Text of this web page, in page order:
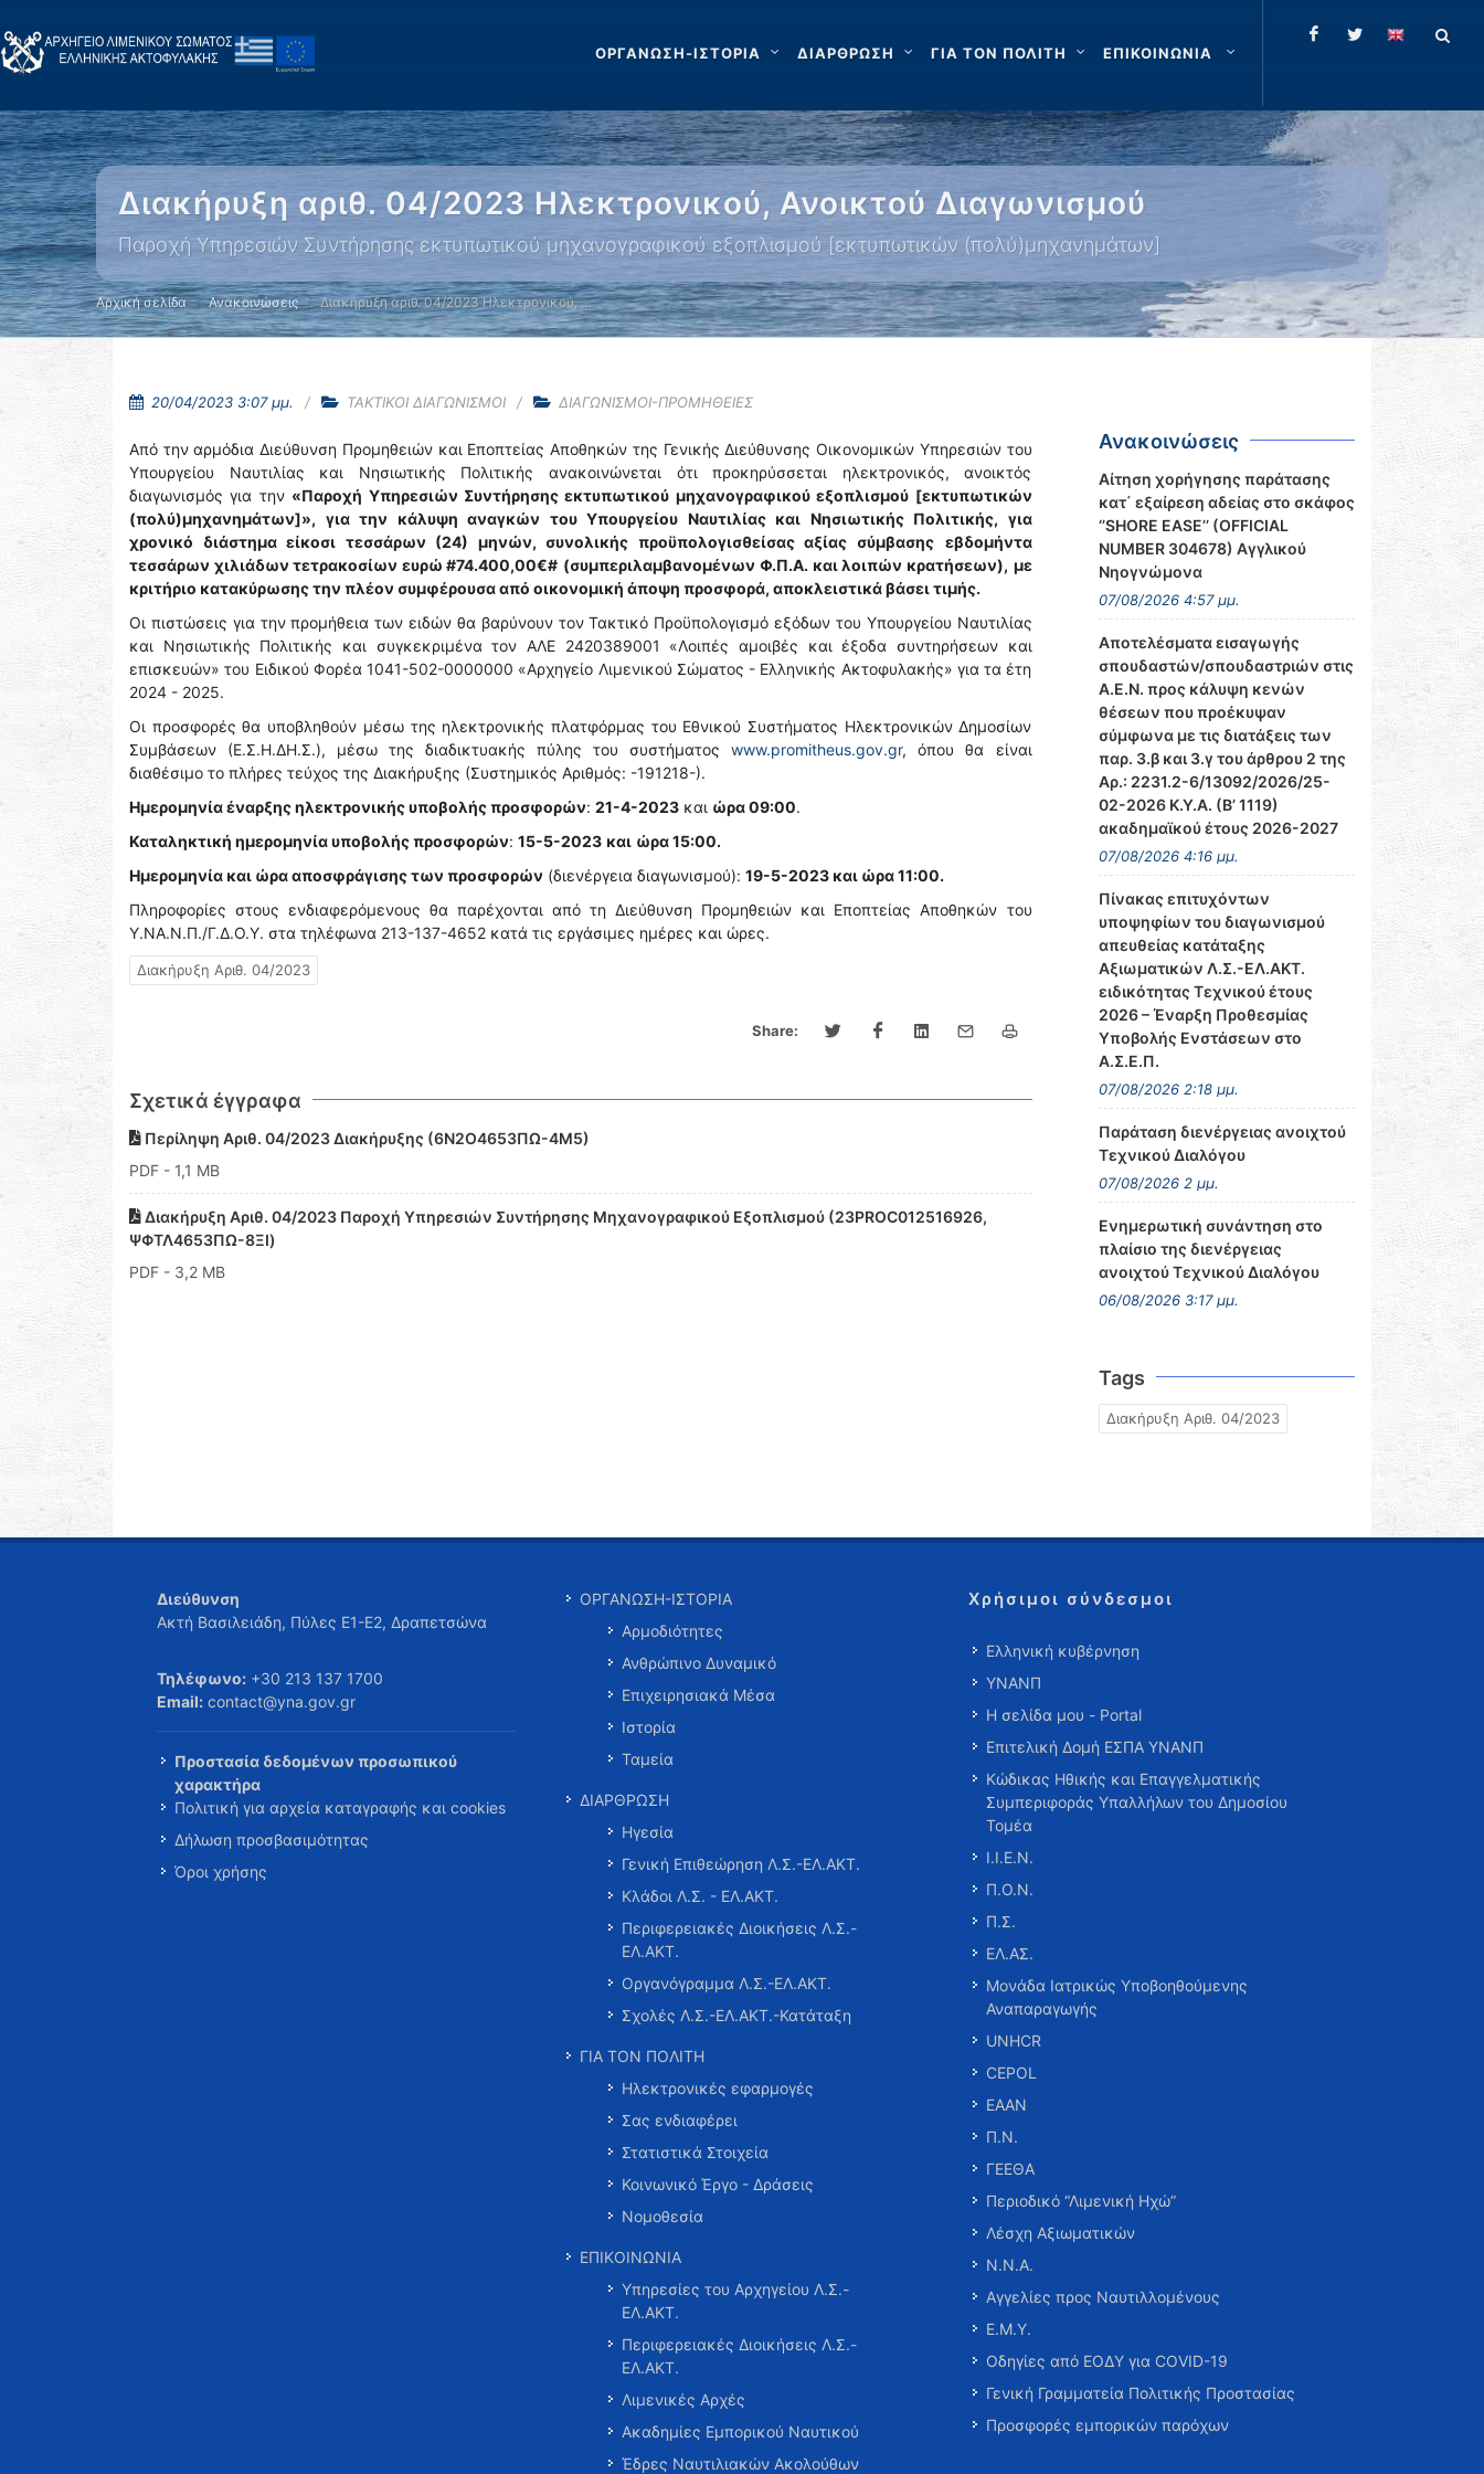
ΟΡΓΑΝΩΣΗ-ΙΣΤΟΡΙΑ ΔΙΑΡΘΡΩΣΗ ΓΙΑ ΤΟΝ ΠΟΛΙΤΗ ΕΠΙΚΟΙΝΩΝΙΑ
Διακήρυξη αριθ. 04/2023 Ηλεκτρονικού, Ανοικτού Διαγωνισμού
Παροχή Υπηρεσιών Συντήρησης εκτυπωτικού μηχανογραφικού εξοπλισμού [εκτυπωτικών (πολύ)μηχανημάτων]
Αρχική σελίδα Ανακοινώσεις Διακήρυξη αριθ. 04/2023 Ηλεκτρονικού, …
20/04/2023 3:07 μμ. ΤΑΚΤΙΚΟΙ ΔΙΑΓΩΝΙΣΜΟΙ ΔΙΑΓΩΝΙΣΜΟΙ-ΠΡΟΜΗΘΕΙΕΣ
Από την αρμόδια Διεύθυνση Προμηθειών και Εποπτείας Αποθηκών της Γενικής Διεύθυνσης Οικονομικών Υπηρεσιών του
Υπουργείου Ναυτιλίας και Νησιωτικής Πολιτικής ανακοινώνεται ότι προκηρύσσεται ηλεκτρονικός, ανοικτός
διαγωνισμός για την «Παροχή Υπηρεσιών Συντήρησης εκτυπωτικού μηχανογραφικού εξοπλισμού [εκτυπωτικών
(πολύ)μηχανημάτων]», για την κάλυψη αναγκών του Υπουργείου Ναυτιλίας και Νησιωτικής Πολιτικής, για
χρονικό διάστημα είκοσι τεσσάρων (24) μηνών, συνολικής προϋπολογισθείσας αξίας σύμβασης εβδομήντα
τεσσάρων χιλιάδων τετρακοσίων ευρώ #74.400,00€# (συμπεριλαμβανομένων Φ.Π.Α. και λοιπών κρατήσεων), με
κριτήριο κατακύρωσης την πλέον συμφέρουσα από οικονομική άποψη προσφορά, αποκλειστικά βάσει τιμής.
Οι πιστώσεις για την προμήθεια των ειδών θα βαρύνουν τον Τακτικό Προϋπολογισμό εξόδων του Υπουργείου Ναυτιλίας
και Νησιωτικής Πολιτικής και συγκεκριμένα τον ΑΛΕ 2420389001 «Λοιπές αμοιβές και έξοδα συντηρήσεων και
επισκευών» του Ειδικού Φορέα 1041-502-0000000 «Αρχηγείο Λιμενικού Σώματος - Ελληνικής Ακτοφυλακής» για τα έτη
2024 - 2025.
Οι προσφορές θα υποβληθούν μέσω της ηλεκτρονικής πλατφόρμας του Εθνικού Συστήματος Ηλεκτρονικών Δημοσίων
Συμβάσεων (Ε.Σ.Η.ΔΗ.Σ.), μέσω της διαδικτυακής πύλης του συστήματοςwww.promitheus.gov.gr, όπου θα είναι
διαθέσιμο το πλήρες τεύχος της Διακήρυξης (Συστημικός Αριθμός: -191218-).
Ημερομηνία έναρξης ηλεκτρονικής υποβολής προσφορών: 21-4-2023 και ώρα 09:00.
Καταληκτική ημερομηνία υποβολής προσφορών: 15-5-2023 και ώρα 15:00.
Ημερομηνία και ώρα αποσφράγισης των προσφορών (διενέργεια διαγωνισμού): 19-5-2023 και ώρα 11:00.
Πληροφορίες στους ενδιαφερόμενους θα παρέχονται από τη Διεύθυνση Προμηθειών και Εποπτείας Αποθηκών του
Υ.ΝΑ.Ν.Π./Γ.Δ.Ο.Υ. στα τηλέφωνα 213-137-4652 κατά τις εργάσιμες ημέρες και ώρες.
Διακήρυξη Αριθ. 04/2023
Share:
Σχετικά έγγραφα
Περίληψη Αριθ. 04/2023 Διακήρυξης (6Ν2Ο4653ΠΩ-4Μ5)
PDF - 1,1 MB
Διακήρυξη Αριθ. 04/2023 Παροχή Υπηρεσιών Συντήρησης Μηχανογραφικού Εξοπλισμού (23PROC012516926,
ΨΦΤΛ4653ΠΩ-8ΞΙ)
PDF - 3,2 MB
Ανακοινώσεις
Αίτηση χορήγησης παράτασης
κατ΄ εξαίρεση αδείας στο σκάφος
‘’SHORE EASE’’ (OFFICIAL
NUMBER 304678) Αγγλικού
Νηογνώμονα
07/08/2026 4:57 μμ.
Αποτελέσματα εισαγωγής
σπουδαστών/σπουδαστριών στις
Α.Ε.Ν. προς κάλυψη κενών
θέσεων που προέκυψαν
σύμφωνα με τις διατάξεις των
παρ. 3.β και 3.γ του άρθρου 2 της
Αρ.: 2231.2-6/13092/2026/25-
02-2026 Κ.Υ.Α. (Β’ 1119)
ακαδημαϊκού έτους 2026-2027
07/08/2026 4:16 μμ.
Πίνακας επιτυχόντων
υποψηφίων του διαγωνισμού
απευθείας κατάταξης
Αξιωματικών Λ.Σ.-ΕΛ.ΑΚΤ.
ειδικότητας Τεχνικού έτους
2026 – Έναρξη Προθεσμίας
Υποβολής Ενστάσεων στο
Α.Σ.Ε.Π.
07/08/2026 2:18 μμ.
Παράταση διενέργειας ανοιχτού
Τεχνικού Διαλόγου
07/08/2026 2 μμ.
Ενημερωτική συνάντηση στο
πλαίσιο της διενέργειας
ανοιχτού Τεχνικού Διαλόγου
06/08/2026 3:17 μμ.
Tags
Διακήρυξη Αριθ. 04/2023
Διεύθυνση
Ακτή Βασιλειάδη, Πύλες Ε1-Ε2, Δραπετσώνα
Τηλέφωνο: +30 213 137 1700
Email: contact@yna.gov.gr
Προστασία δεδομένων προσωπικού
χαρακτήρα
Πολιτική για αρχεία καταγραφής και cookies
Δήλωση προσβασιμότητας
Όροι χρήσης
ΟΡΓΑΝΩΣΗ-ΙΣΤΟΡΙΑ
Αρμοδιότητες
Ανθρώπινο Δυναμικό
Επιχειρησιακά Μέσα
Ιστορία
Ταμεία
ΔΙΑΡΘΡΩΣΗ
Ηγεσία
Γενική Επιθεώρηση Λ.Σ.-ΕΛ.ΑΚΤ.
Κλάδοι Λ.Σ. - ΕΛ.ΑΚΤ.
Περιφερειακές Διοικήσεις Λ.Σ.-
ΕΛ.ΑΚΤ.
Οργανόγραμμα Λ.Σ.-ΕΛ.ΑΚΤ.
Σχολές Λ.Σ.-ΕΛ.ΑΚΤ.-Κατάταξη
ΓΙΑ ΤΟΝ ΠΟΛΙΤΗ
Ηλεκτρονικές εφαρμογές
Σας ενδιαφέρει
Στατιστικά Στοιχεία
Κοινωνικό Έργο - Δράσεις
Νομοθεσία
ΕΠΙΚΟΙΝΩΝΙΑ
Υπηρεσίες του Αρχηγείου Λ.Σ.-
ΕΛ.ΑΚΤ.
Περιφερειακές Διοικήσεις Λ.Σ.-
ΕΛ.ΑΚΤ.
Λιμενικές Αρχές
Ακαδημίες Εμπορικού Ναυτικού
Έδρες Ναυτιλιακών Ακολούθων
Χρήσιμοι σύνδεσμοι
Ελληνική κυβέρνηση
ΥΝΑΝΠ
Η σελίδα μου - Portal
Επιτελική Δομή ΕΣΠΑ ΥΝΑΝΠ
Κώδικας Ηθικής και Επαγγελματικής
Συμπεριφοράς Υπαλλήλων του Δημοσίου
Τομέα
Ι.Ι.Ε.Ν.
Π.Ο.Ν.
Π.Σ.
ΕΛ.ΑΣ.
Μονάδα Ιατρικώς Υποβοηθούμενης
Αναπαραγωγής
UNHCR
CEPOL
ΕΑΑΝ
Π.Ν.
ΓΕΕΘΑ
Περιοδικό “Λιμενική Ηχώ”
Λέσχη Αξιωματικών
Ν.Ν.Α.
Αγγελίες προς Ναυτιλλομένους
Ε.Μ.Υ.
Οδηγίες από ΕΟΔΥ για COVID-19
Γενική Γραμματεία Πολιτικής Προστασίας
Προσφορές εμπορικών παρόχων